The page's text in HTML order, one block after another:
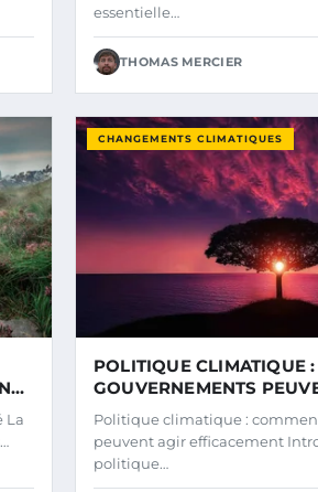
essentielle…
THOMAS MERCIER
La
CHANGEMENTS CLIMATIQUES
POLITIQUE CLIMATIQUE
GOUVERNEMENTS
EFFICACEMENT
Politique climatique :
peuvent agir efficacement
politique…